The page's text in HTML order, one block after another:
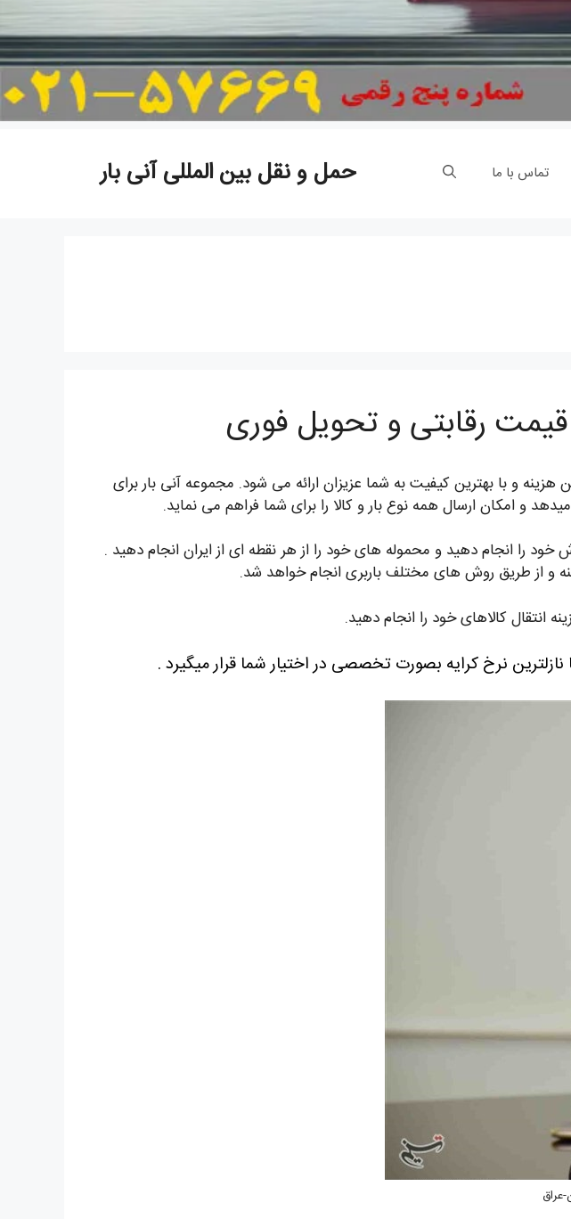
حمل و نقل بین المللی آنی بار تماس با ما
قیمت رقابتی و تحویل فوری
و با بهترین کیفیت به شما عزیزان ارائه می شود. مجموعه آنی بار برای
و امکان ارسال همه نوع بار و کالا را برای شما فراهم می نماید.
را انجام دهید و محموله های خود را از هر نقطه ای از ایران انجام دهید .
و از طریق روش های مختلف باربری انجام خواهد شد.
انتقال کالاهای خود را انجام دهید.
نرخ کرایه بصورت تخصصی در اختیار شما قرار میگیرد .
عراق